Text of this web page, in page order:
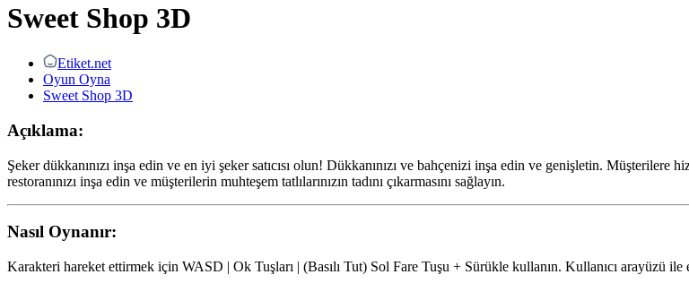
Sweet Shop 3D
Etiket.net
Oyun Oyna
Sweet Shop 3D
Açıklama:
Şeker dükkanınızı inşa edin ve en iyi şeker satıcısı olun! Dükkanınızı ve bahçenizi inşa edin ve genişletin. Müşterilere
restoranınızı inşa edin ve müşterilerin muhteşem tatlılarınızın tadını çıkarmasını sağlayın.
Nasıl Oynanır:
Karakteri hareket ettirmek için WASD | Ok Tuşları | (Basılı Tut) Sol Fare Tuşu + Sürükle kullanın. Kullanıcı arayüzü